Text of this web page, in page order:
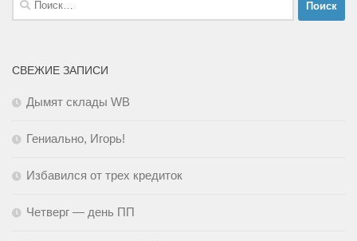
СВЕЖИЕ ЗАПИСИ
Дымят склады WB
Гениально, Игорь!
Избавился от трех кредиток
Четверг — день ПП